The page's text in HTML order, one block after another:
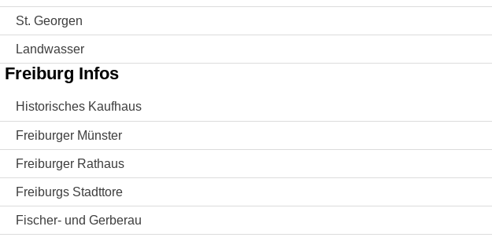
St. Georgen
Landwasser
Freiburg Infos
Historisches Kaufhaus
Freiburger Münster
Freiburger Rathaus
Freiburgs Stadttore
Fischer- und Gerberau